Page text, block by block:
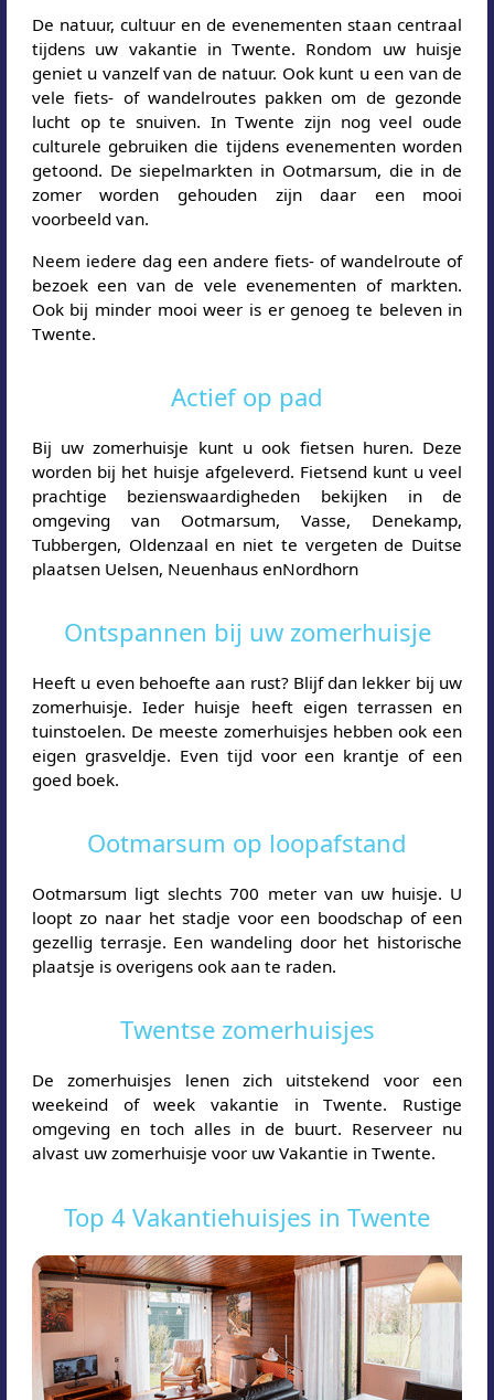
De natuur, cultuur en de evenementen staan centraal
tijdens uw vakantie in Twente. Rondom uw huisje
geniet u vanzelf van de natuur. Ook kunt u een van de
vele fiets- of wandelroutes pakken om de gezonde
lucht op te snuiven. In Twente zijn nog veel oude
culturele gebruiken die tijdens evenementen worden
getoond. De siepelmarkten in Ootmarsum, die in de
zomer worden gehouden zijn daar een mooi
voorbeeld van.
Neem iedere dag een andere fiets- of wandelroute of
bezoek een van de vele evenementen of markten.
Ook bij minder mooi weer is er genoeg te beleven in
Twente.
Actief op pad
Bij uw zomerhuisje kunt u ook fietsen huren. Deze
worden bij het huisje afgeleverd. Fietsend kunt u veel
prachtige bezienswaardigheden bekijken in de
omgeving van Ootmarsum, Vasse, Denekamp,
Tubbergen, Oldenzaal en niet te vergeten de Duitse
plaatsen Uelsen, Neuenhaus enNordhorn
Ontspannen bij uw zomerhuisje
Heeft u even behoefte aan rust? Blijf dan lekker bij uw
zomerhuisje. Ieder huisje heeft eigen terrassen en
tuinstoelen. De meeste zomerhuisjes hebben ook een
eigen grasveldje. Even tijd voor een krantje of een
goed boek.
Ootmarsum op loopafstand
Ootmarsum ligt slechts 700 meter van uw huisje. U
loopt zo naar het stadje voor een boodschap of een
gezellig terrasje. Een wandeling door het historische
plaatsje is overigens ook aan te raden.
Twentse zomerhuisjes
De zomerhuisjes lenen zich uitstekend voor een
weekeind of week vakantie in Twente. Rustige
omgeving en toch alles in de buurt. Reserveer nu
alvast uw zomerhuisje voor uw Vakantie in Twente.
Top 4 Vakantiehuisjes in Twente